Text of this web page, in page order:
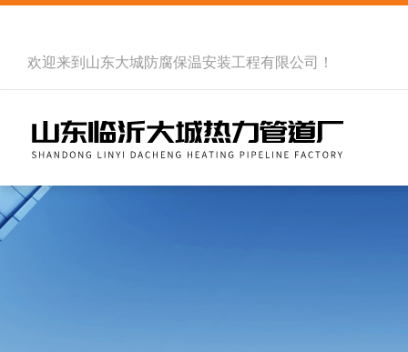
欢迎来到 山东大城防腐保温安装工程有限公司 ！